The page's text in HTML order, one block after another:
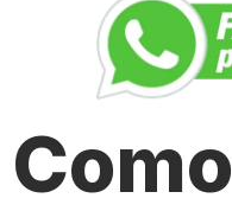
Como